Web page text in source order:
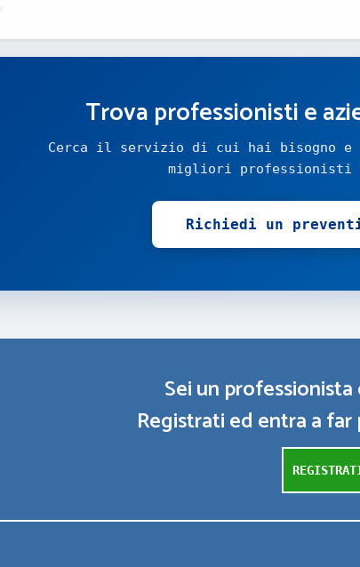
Trova professionisti e
Cerca il servizio di cui hai bisogno
migliori professionisti
Richiedi un
Sei un professionista
Registrati ed entra a